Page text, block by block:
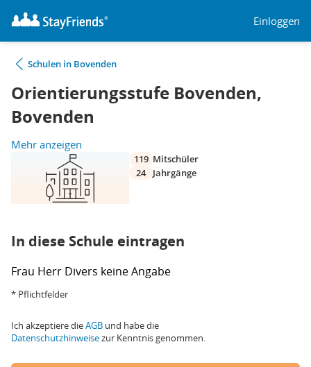
Einloggen
Schulen in Bovenden
Orientierungsstufe Bovenden,
Bovenden
Mehr anzeigen
119 Mitschüler
24
Jahrgänge
In diese Schule eintragen
Frau Herr Divers keine Angabe
* Pflichtfelder
Ich akzeptiere dieAGB und habe die
Datenschutzhinweisezur Kenntnis genommen.